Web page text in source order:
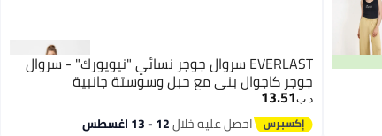
EVERLAST سروال جوجر نسائي "نيويورك" - سروال
جوجر كاجوال بني مع حبل وسوستة جانبية
د.ب‏13.51
احصل عليه خلال12 - 13 اغسطس